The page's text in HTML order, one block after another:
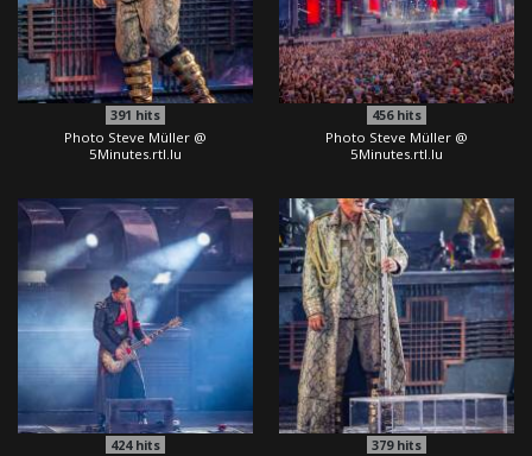
391 hits
Photo Steve Müller @
5Minutes.rtl.lu
456hits
Photo Steve Müller @
5Minutes.rtl.lu
424hits 379hits